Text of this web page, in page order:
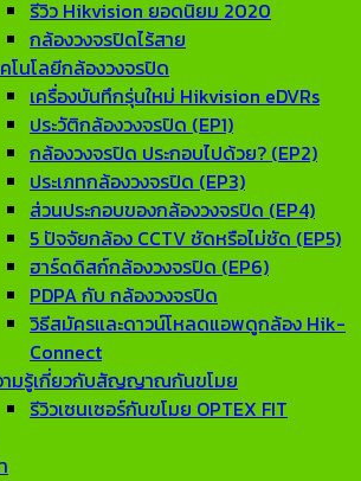
รีวิว Hikvision ยอดนิยม 2020
กล้องวงจรปิดไร้สาย
โนโลยีกล้องวงจรปิด
เครื่องบันทึกรุ่นใหม่ Hikvision eDVRs
ประวัติกล้องวงจรปิด (EP1)
กล้องวงจรปิด ประกอบไปด้วย? (EP2)
ประเภทกล้องวงจรปิด (EP3)
ส่วนประกอบของกล้องวงจรปิด (EP4)
5 ปัจจัยกล้อง CCTV ชัดหรือไม่ชัด (EP5)
ฮาร์ดดิสก์กล้องวงจรปิด (EP6)
PDPA กับ กล้องวงจรปิด
วิธีสมัครและดาวน์โหลดแอพดูกล้อง Hik-
Connect
ามรู้เกี่ยวกับสัญญาณกันขโมย
รีวิวเซนเซอร์กันขโมย OPTEX FIT